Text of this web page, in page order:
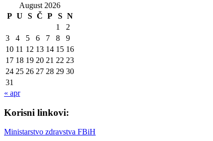
August 2026
P U S Č P S N
1
2
3
4 5 6 7 8
9
10 11 12 13 14 15 16
17 18 19 20 21 22 23
24 25 26 27 28 29 30
31
« apr
Korisni linkovi:
Ministarstvo zdravstva FBiH